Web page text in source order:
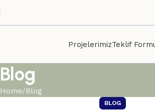
ProjelerimizTeklif
Blog
Home Blog
BLOG